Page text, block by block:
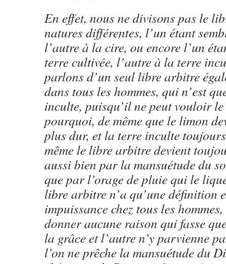
En effet, nous ne divisons pas le
natures différentes, l’un étant
l’autre à la cire, ou encore l’un
terre cultivée, l’autre à la terre
parlons d’un seul libre arbitre
dans tous les hommes, qui n’est
inculte, puisqu’il ne peut vouloir le
pourquoi, de même que le limon
plus dur, et la terre inculte
même le libre arbitre devient
aussi bien par la mansuétude du
que par l’orage de pluie qui le
libre arbitre n’a qu’une définition
impuissance chez tous les
donner aucune raison qui fasse
la grâce et l’autre n’y parvienne
l’on ne prêche la mansuétude du